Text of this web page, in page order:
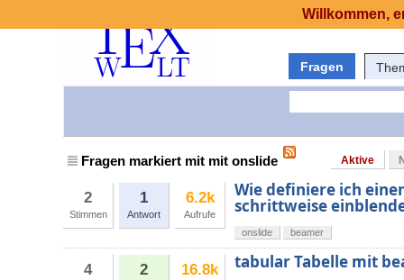
Fragen
Fragen markiert mit mit onslide Aktive
2
Stimmen
1
Antwort
6.2k
Aufrufe
Wie definiere ich
schrittweise
onslide beamer
4 2 16.8k tabular Tabelle mit
Willkommen,